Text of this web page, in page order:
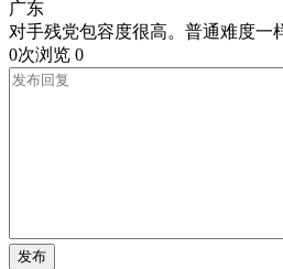
广东
对手残党包容度很高。普通难度一
0次浏览 0
发布